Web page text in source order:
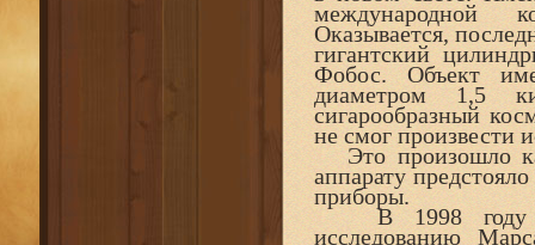
международной
Оказывается,
гигантский
Фобос. Объект
диаметром 1,5
сигарообразный
не смог произвести
Это произошло
аппарату
приборы.
В 1998 году
исследованию